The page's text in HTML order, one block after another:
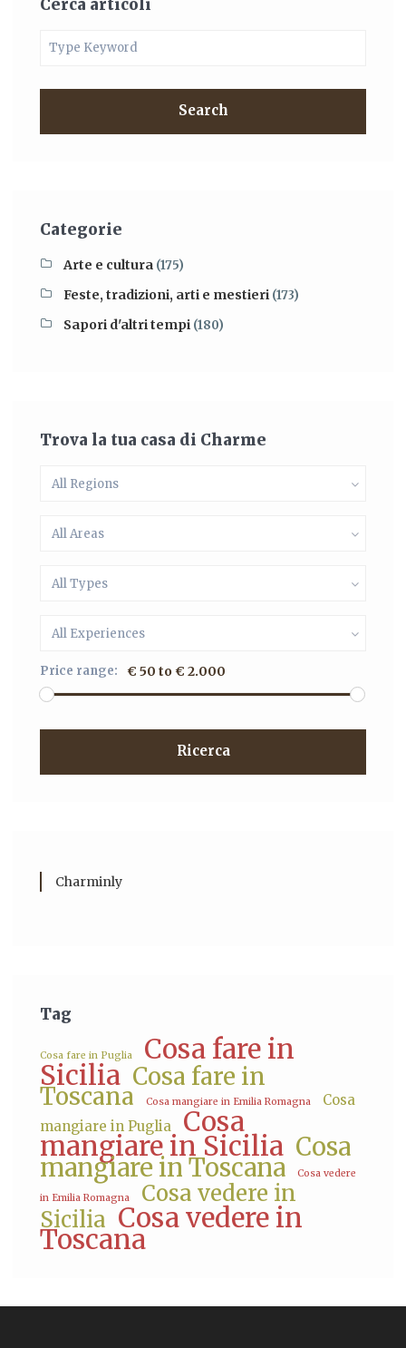
Cerca articoli
Search
Categorie
Arte e cultura (175)
Feste, tradizioni, arti e mestieri (173)
Sapori d'altri tempi (180)
Trova la tua casa di Charme
All Regions
All Areas
All Types
All Experiences
Price range: € 50 to € 2.000
Ricerca
Charminly
Tag
Cosa fare in Puglia Cosa fare in
Sicilia Cosa fare in
Toscana Cosa mangiare in Emilia Romagna
Cosa
mangiare in Puglia
Cosa
mangiare in Sicilia Cosa
mangiare in Toscana Cosa vedere
in Emilia Romagna
Cosa vedere in
Sicilia Cosa vedere in
Toscana